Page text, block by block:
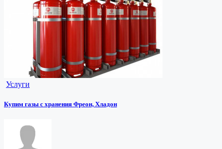
Услуги
Купим газы с хранения Фреон, Хладон